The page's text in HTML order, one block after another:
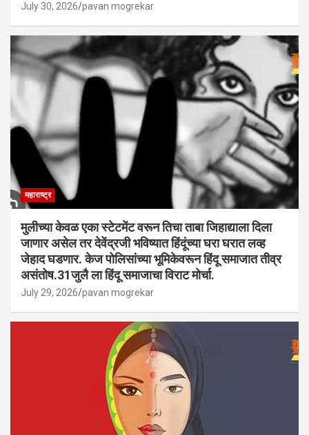
July 30, 2026 pavan mogrekar
महाराष्ट्र
मुलीच्या केवळ एका स्टेटमेंट वरून तिचा ताबा जिहाद्याला दिला
जाणार असेल तर देवेंद्रजी भविष्यात हिंदूंच्या घरा घरात लव्ह
जेहाद घडणार. केज पोलिसांच्या भूमिकेवरून हिंदू समाजात तीव्र
असंतोष.31जुलै ला हिंदू समाजाचा विराट मोर्चा.
July 29, 2026 pavan mogrekar